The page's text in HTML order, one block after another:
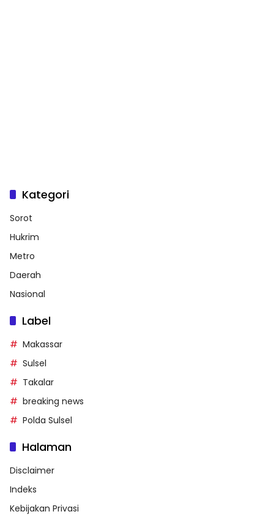
Kategori
Sorot
Hukrim
Metro
Daerah
Nasional
Label
Makassar
Sulsel
Takalar
breaking news
Polda Sulsel
Halaman
Disclaimer
Indeks
Kebijakan Privasi